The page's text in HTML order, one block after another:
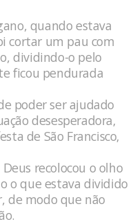
quando estava
cortar um pau com
dividindo-o pelo
ficou pendurada
poder ser ajudado
desesperadora,
de São Francisco,
recolocou o olho
o que estava dividido
de modo que não